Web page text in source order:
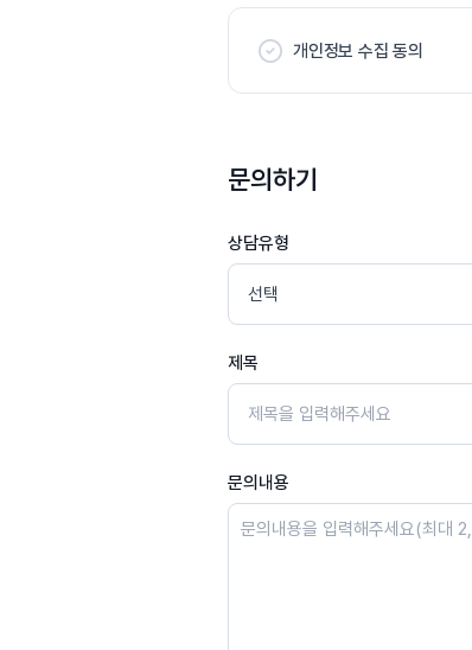
개인정보 수집 동의
문의하기
상담유형
제목
문의내용